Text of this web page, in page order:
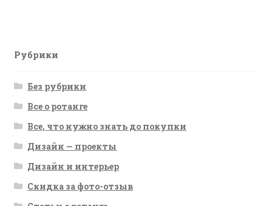
Рубрики
Без рубрики
Все о ротанге
Все, что нужно знать до покупки
Дизайн — проекты
Дизайн и интерьер
Скидка за фото-отзыв